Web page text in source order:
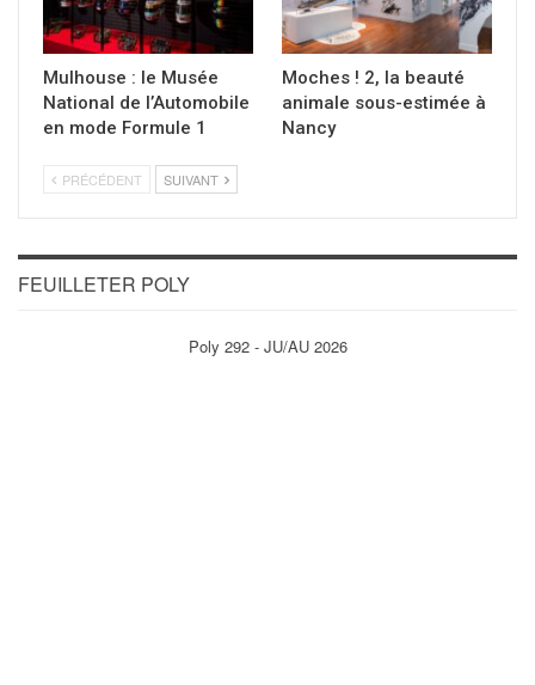
Mulhouse : le Musée
National de l’Automobile
en mode Formule 1
Moches ! 2, la beauté
animale sous-estimée à
Nancy
PRÉCÉDENT SUIVANT
FEUILLETER POLY
Poly 292 - JU/AU 2026